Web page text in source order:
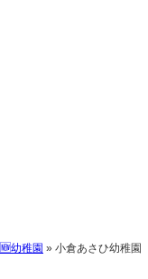
🆕幼稚園 » 小倉あさひ幼稚園